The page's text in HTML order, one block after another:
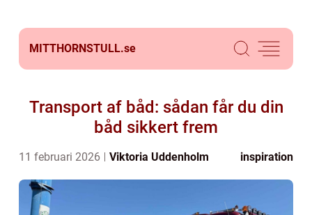
MITTHORNSTULL.se
Transport af båd: sådan får du din
båd sikkert frem
11 februari 2026 Viktoria Uddenholm inspiration